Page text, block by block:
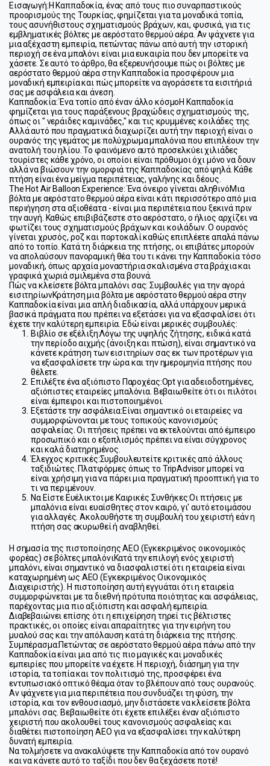
Εισαγωγή:Η Καππαδοκία, ένας από τους πιο συναρπαστικούς
προορισμούς της Τουρκίας, φημίζεται για τα μοναδικά τοπία,
τους ασυνήθιστους σχηματισμούς βράχων, και, φυσικά, για τις
εμβληματικές βόλτες με αερόστατο θερμού αέρα. Αν ψάχνετε για
μια αξέχαστη εμπειρία, πετώντας πάνω από αυτή την ιστορική
περιοχή σε ένα μπαλόνι είναι μια ευκαιρία που δεν μπορείτε να
χάσετε. Σε αυτό το άρθρο, θα εξερευνήσουμε πώς οι βόλτες με
αερόστατο θερμού αέρα στην Καππαδοκία προσφέρουν μια
μοναδική εμπειρία και πώς μπορείτε να αγοράσετε τα εισιτήριά
σας με ασφάλεια και άνεση.
Καππαδοκία: Ένα τοπίο από έναν άλλο κόσμοΗ Καππαδοκία
φημίζεται για τους παράξενους βραχώδεις σχηματισμούς της,
όπως οι " νεράιδες καμινάδες," και τις κρυμμένες κοιλάδες της.
Αλλά αυτό που πραγματικά διαχωρίζει αυτή την περιοχή είναι ο
ουρανός της γεμάτος με πολύχρωμα μπαλόνια που επιπλέουν την
ανατολή του ηλίου. Το φαινόμενο αυτό προσελκύει χιλιάδες
τουρίστες κάθε χρόνο, οι οποίοι είναι πρόθυμοι όχι μόνο να δουν
αλλά να βιώσουν την ομορφιά της Καππαδοκίας από ψηλά. Κάθε
πτήση είναι ένα μείγμα περιπέτειας, γαλήνης και δέους.
The Hot Air Balloon Experience: Ένα όνειρο γίνεται αληθινόΜια
βόλτα με αερόστατο θερμού αέρα είναι κάτι περισσότερο από μια
περιήγηση στα αξιοθέατα - είναι μια περιπέτεια που ξεκινά πριν
την αυγή. Καθώς επιβιβάζεστε στο αερόστατο, ο ήλιος αρχίζει να
φωτίζει τους σχηματισμούς βράχων και κοιλάδων. Ο ουρανός
γίνεται χρυσός, ροζ και πορτοκαλί καθώς επιπλέετε απαλά πάνω
από το τοπίο. Κατά τη διάρκεια της πτήσης, οι επιβάτες μπορούν
να απολαύσουν πανοραμική θέα του τι κάνει την Καππαδοκία τόσο
μοναδική, όπως αρχαία μοναστήρια σκαλισμένα στα βράχια και
γραφικά χωριά σμιλεμένα στα βουνά.
Πώς να κλείσετε βόλτα μπαλόνι σας: Συμβουλές για την αγορά
εισιτηρίωνΚράτηση μια βόλτα με αερόστατο θερμού αέρα στην
Καππαδοκία είναι μια απλή διαδικασία, αλλά υπάρχουν μερικά
βασικά πράγματα που πρέπει να εξετάσει για να εξασφαλίσει ότι
έχετε την καλύτερη εμπειρία. Εδώ είναι μερικές συμβουλές:
Βιβλίο σε εξέλιξη:Λόγω της υψηλής ζήτησης, ειδικά κατά
την περίοδο αιχμής (άνοιξη και πτώση), είναι σημαντικό να
κάνετε κράτηση των εισιτηρίων σας εκ των προτέρων για
να εξασφαλίσετε την ώρα και την ημερομηνία πτήσης που
θέλετε.
Επιλέξτε ένα αξιόπιστο Παροχέας:Opt για αδειοδοτημένες,
αξιόπιστες εταιρείες μπαλόνια. Βεβαιωθείτε ότι οι πιλότοι
είναι έμπειροι και πιστοποιημένοι.
Εξετάστε την ασφάλεια:Είναι σημαντικό οι εταιρείες να
συμμορφώνονται με τους τοπικούς κανονισμούς
ασφαλείας. Οι πτήσεις πρέπει να εκτελούνται από έμπειρο
προσωπικό και ο εξοπλισμός πρέπει να είναι σύγχρονος
και καλά διατηρημένος.
Έλεγχος κριτικές:Συμβουλευτείτε κριτικές από άλλους
ταξιδιώτες. Πλατφόρμες όπως το TripAdvisor μπορεί να
είναι χρήσιμη για να πάρει μια πραγματική προοπτική για το
τι να περιμένουν.
Να Είστε Ευέλικτοι με Καιρικές Συνθήκες:Οι πτήσεις με
μπαλόνια είναι ευαίσθητες στον καιρό, γι' αυτό ετοιμάσου
για αλλαγές. Ακολουθήστε τη συμβουλή του χειριστή εάν η
πτήση σας ακυρωθεί ή αναβληθεί.
Η σημασία της πιστοποίησης AEO (Εγκεκριμένος οικονομικός
φορέας) σε βόλτες μπαλόνιΚατά την επιλογή ενός χειριστή
μπαλόνι, είναι σημαντικό να διασφαλιστεί ότι η εταιρεία είναι
καταχωρημένη ως AEO (Εγκεκριμένος Οικονομικός
Διαχειριστής). Η πιστοποίηση αυτή εγγυάται ότι η εταιρεία
συμμορφώνεται με τα διεθνή πρότυπα ποιότητας και ασφάλειας,
παρέχοντας μια πιο αξιόπιστη και ασφαλή εμπειρία.
Διαβεβαιώνει επίσης ότι η επιχείρηση τηρεί τις βέλτιστες
πρακτικές, οι οποίες είναι απαραίτητες για την ειρήνη του
μυαλού σας και την απόλαυση κατά τη διάρκεια της πτήσης.
Συμπέρασμα:Πετώντας σε αερόστατο θερμού αέρα πάνω από την
Καππαδοκία είναι μια από τις πιο μαγικές και μοναδικές
εμπειρίες που μπορείτε να έχετε. Η περιοχή, διάσημη για την
ιστορία, τα τοπία και τον πολιτισμό της, προσφέρει ένα
εντυπωσιακό οπτικό θέαμα όταν το βλέπουν από τους ουρανούς.
Αν ψάχνετε για μια περιπέτεια που συνδυάζει τη φύση, την
ιστορία, και τον ενθουσιασμό, μην διστάσετε να κλείσετε βόλτα
μπαλόνι σας. Βεβαιωθείτε ότι έχετε επιλέξει έναν αξιόπιστο
χειριστή που ακολουθεί τους κανονισμούς ασφαλείας και
διαθέτει πιστοποίηση AEO για να εξασφαλίσει την καλύτερη
δυνατή εμπειρία.
Να τολμήσετε να ανακαλύψετε την Καππαδοκία από τον ουρανό
και να κάνετε αυτό το ταξίδι που δεν θα ξεχάσετε ποτέ!